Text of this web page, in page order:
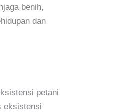
benih,
dan
petani
eksistensi